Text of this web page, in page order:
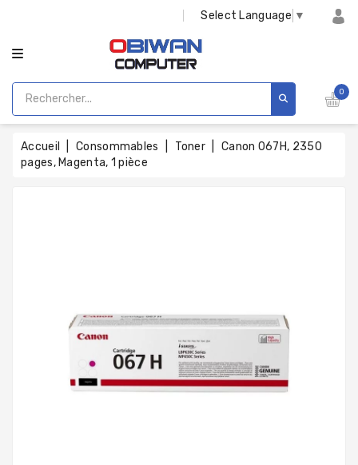
Select Language ▼
0
Accueil Consommables Toner
Canon 067H, 2350
pages, Magenta, 1 pièce